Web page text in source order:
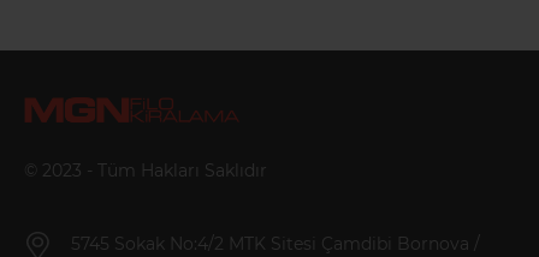
© 2023 - Tüm Hakları Saklıdır
5745 Sokak No:4/2 MTK Sitesi Çamdibi Bornova /